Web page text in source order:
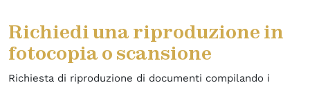
Richiedi una riproduzione in
fotocopia o scansione
Richiesta di riproduzione di documenti compilando i